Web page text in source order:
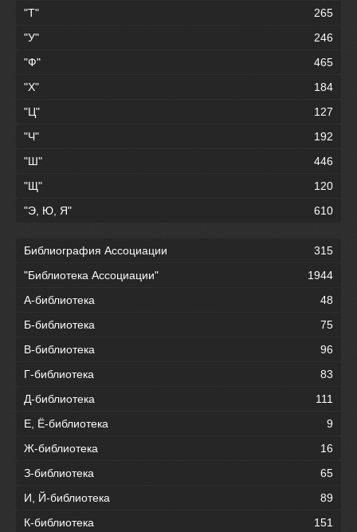
"Т"
265
"У"
246
"Ф"
465
"Х"
184
"Ц"
127
"Ч"
192
"Ш"
446
"Щ"
120
"Э, Ю, Я"
610
Библиография Ассоциации
315
"Библиотека Ассоциации"
1944
А-библиотека
48
Б-библиотека
75
В-библиотека
96
Г-библиотека
83
Д-библиотека
111
Е, Ё-библиотека
9
Ж-библиотека
16
З-библиотека
65
И, Й-библиотека
89
К-библиотека
151